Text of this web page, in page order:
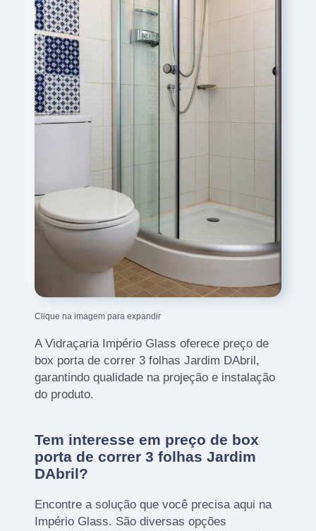
Clique na imagem para expandir
A Vidraçaria Império Glass oferece preço de
box porta de correr 3 folhas Jardim DAbril,
garantindo qualidade na projeção e instalação
do produto.
Tem interesse em preço de box
porta de correr 3 folhas Jardim
DAbril?
Encontre a solução que você precisa aqui na
Império Glass. São diversas opções